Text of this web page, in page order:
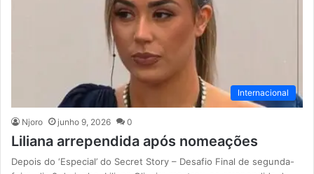
Internacional
Njoro junho 9, 2026 0
Liliana arrependida após nomeações
Depois do ‘Especial’ do Secret Story – Desafio Final de segunda-